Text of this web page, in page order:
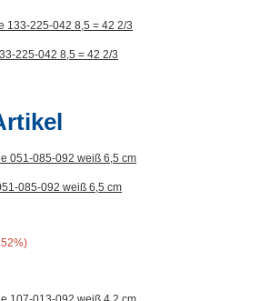
225-042 8,5 = 42 2/3
085-092 weiß 6,5 cm